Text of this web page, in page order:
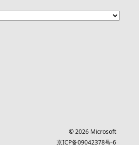
© 2026 Microsoft
京ICP备09042378号-6